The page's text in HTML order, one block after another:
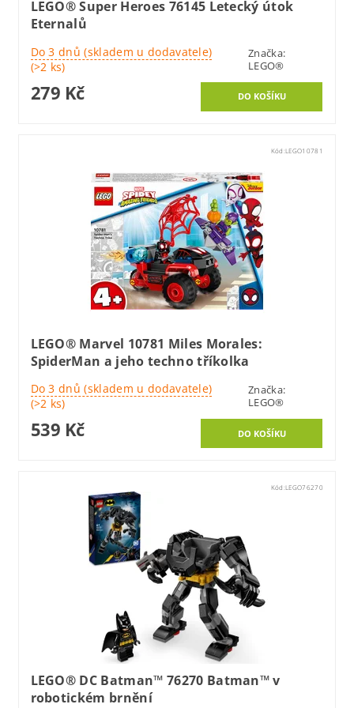
LEGO® Super Heroes 76145 Letecký útok
Eternalů
Do 3 dnů (skladem u dodavatele)
(>2 ks)
Značka:
LEGO®
279 Kč
Kód:LEGO10781
LEGO® Marvel 10781 Miles Morales:
SpiderMan a jeho techno tříkolka
Do 3 dnů (skladem u dodavatele)
(>2 ks)
Značka:
LEGO®
539 Kč
Kód:LEGO76270
LEGO® DC Batman™ 76270 Batman™ v
robotickém brnění